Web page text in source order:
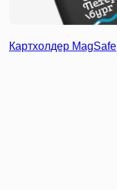
Картхолдер MagSafe